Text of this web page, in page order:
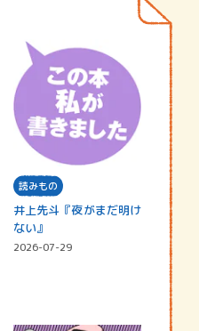
読みもの
井上先斗『夜がまだ明け
ない』
2026-07-29